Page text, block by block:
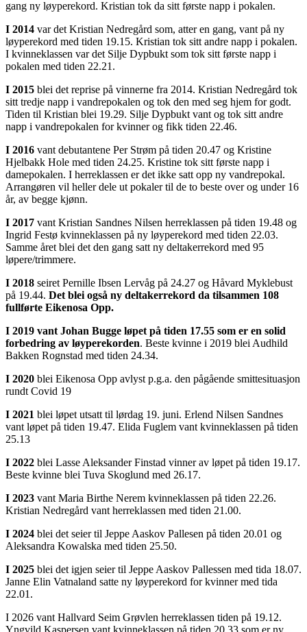
gang ny løyperekord. Kristian tok da sitt første napp i pokalen.
I 2014 var det Kristian Nedregård som, atter en gang, vant på ny
løyperekord med tiden 19.15. Kristian tok sitt andre napp i pokalen.
I kvinneklassen var det Silje Dypbukt som tok sitt første napp i
pokalen med tiden 22.21.
I 2015 blei det reprise på vinnerne fra 2014. Kristian Nedregård tok
sitt tredje napp i vandrepokalen og tok den med seg hjem for godt.
Tiden til Kristian blei 19.29. Silje Dypbukt vant og tok sitt andre
napp i vandrepokalen for kvinner og fikk tiden 22.46.
I 2016 vant debutantene Per Strøm på tiden 20.47 og Kristine
Hjelbakk Hole med tiden 24.25. Kristine tok sitt første napp i
damepokalen. I herreklassen er det ikke satt opp ny vandrepokal.
Arrangøren vil heller dele ut pokaler til de to beste over og under 16
år, av begge kjønn.
I 2017 vant Kristian Sandnes Nilsen herreklassen på tiden 19.48 og
Ingrid Festø kvinneklassen på ny løyperekord med tiden 22.03.
Samme året blei det den gang satt ny deltakerrekord med 95
løpere/trimmere.
I 2018 seiret Pernille Ibsen Lervåg på 24.27 og Håvard Myklebust
på 19.44. Det blei også ny deltakerrekord da tilsammen 108
fullførte Eikenosa Opp.
I 2019 vant Johan Bugge løpet på tiden 17.55 som er en solid
forbedring av løyperekorden. Beste kvinne i 2019 blei Audhild
Bakken Rognstad med tiden 24.34.
I 2020 blei Eikenosa Opp avlyst p.g.a. den pågående smittesituasjon
rundt Covid 19
I 2021 blei løpet utsatt til lørdag 19. juni. Erlend Nilsen Sandnes
vant løpet på tiden 19.47. Elida Fuglem vant kvinneklassen på tiden
25.13
I 2022 blei Lasse Aleksander Finstad vinner av løpet på tiden 19.17.
Beste kvinne blei Tuva Skoglund med 26.17.
I 2023 vant Maria Birthe Nerem kvinneklassen på tiden 22.26.
Kristian Nedregård vant herreklassen med tiden 21.00.
I 2024 blei det seier til Jeppe Aaskov Pallesen på tiden 20.01 og
Aleksandra Kowalska med tiden 25.50.
I 2025 blei det igjen seier til Jeppe Aaskov Pallessen med tida 18.07.
Janne Elin Vatnaland satte ny løyperekord for kvinner med tida
22.01.
I 2026 vant Hallvard Seim Grøvlen herreklassen tiden på 19.12.
Yngvild Kaspersen vant kvinneklassen på tiden 20.33 som er ny